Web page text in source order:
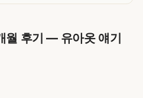
월 후기 — 유아옷 얘기